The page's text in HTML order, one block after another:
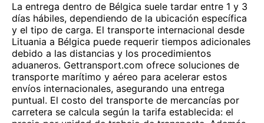
La entrega dentro de Bélgica suele tardar entre 1 y 3
días hábiles, dependiendo de la ubicación específica
y el tipo de carga. El transporte internacional desde
Lituania a Bélgica puede requerir tiempos adicionales
debido a las distancias y los procedimientos
aduaneros. Gettransport.com ofrece soluciones de
transporte marítimo y aéreo para acelerar estos
envíos internacionales, asegurando una entrega
puntual. El costo del transporte de mercancías por
carretera se calcula según la tarifa establecida: el